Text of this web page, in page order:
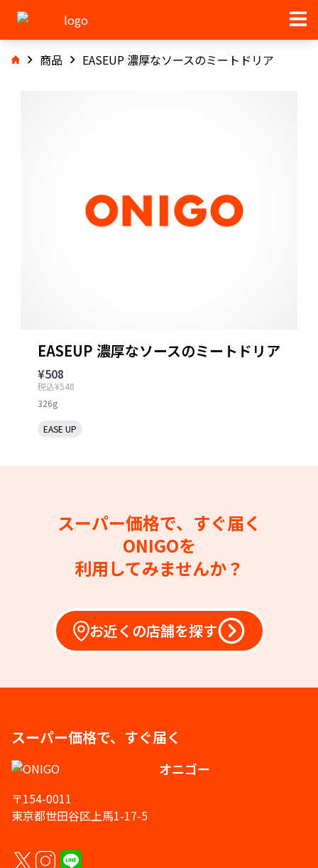
商品 EASEUP 濃厚なソースのミートドリア
EASEUP 濃厚なソースのミートドリア
¥508
税込¥548
326g
EASE UP
スーパー価格で、すぐ届く
ONIGOを
利用してみませんか？
お近くの店舗を探す
スーパー価格で、すぐ届く
オニゴー
〒154-0011
東京都世田谷区上馬1-17-5